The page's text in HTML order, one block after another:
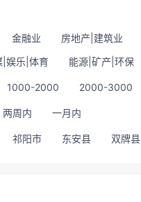
金融业 房地产|建筑业
|娱乐|体育 能源|矿产|环保
1000-2000 2000-3000
两周内 一月内
祁阳市 东安县 双牌县